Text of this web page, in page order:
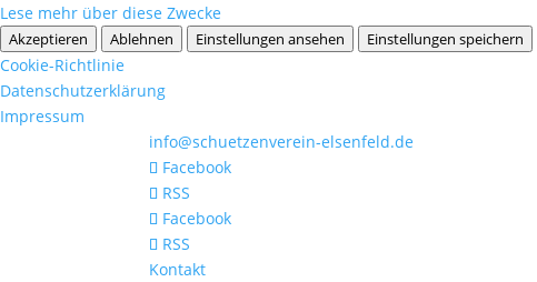
Lese mehr über diese Zwecke
Akzeptieren Ablehnen Einstellungen ansehen Einstellungen speichern
Cookie-Richtlinie
Datenschutzerklärung
Impressum
info@schuetzenverein-elsenfeld.de
Facebook
RSS
Facebook
RSS
Kontakt